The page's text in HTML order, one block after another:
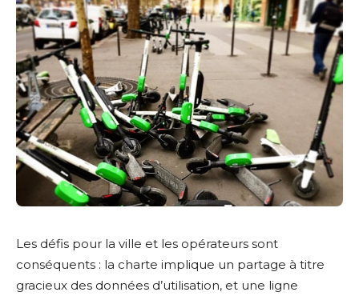
Les défis pour la ville et les opérateurs sont
conséquents : la charte implique un partage à titre
gracieux des données d’utilisation, et une ligne